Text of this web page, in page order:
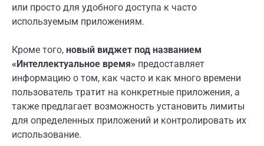
или просто для удобного доступа к часто
используемым приложениям.
Кроме того, новый виджет под названием
«Интеллектуальное время» предоставляет
информацию о том, как часто и как много времени
пользователь тратит на конкретные приложения, а
также предлагает возможность установить лимиты
для определенных приложений и контролировать их
использование.